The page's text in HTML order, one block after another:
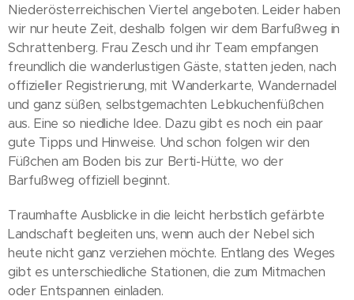
Niederösterreichischen Viertel angeboten. Leider haben
wir nur heute Zeit, deshalb folgen wir dem Barfußweg in
Schrattenberg. Frau Zesch und ihr Team empfangen
freundlich die wanderlustigen Gäste, statten jeden, nach
offizieller Registrierung, mit Wanderkarte, Wandernadel
und ganz süßen, selbstgemachten Lebkuchenfüßchen
aus. Eine so niedliche Idee. Dazu gibt es noch ein paar
gute Tipps und Hinweise. Und schon folgen wir den
Füßchen am Boden bis zur Berti-Hütte, wo der
Barfußweg offiziell beginnt.
Traumhafte Ausblicke in die leicht herbstlich gefärbte
Landschaft begleiten uns, wenn auch der Nebel sich
heute nicht ganz verziehen möchte. Entlang des Weges
gibt es unterschiedliche Stationen, die zum Mitmachen
oder Entspannen einladen.